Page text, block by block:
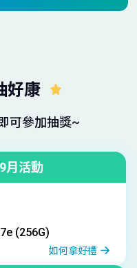
好康
可參加抽獎~
月活動
(256G)
如何拿好禮